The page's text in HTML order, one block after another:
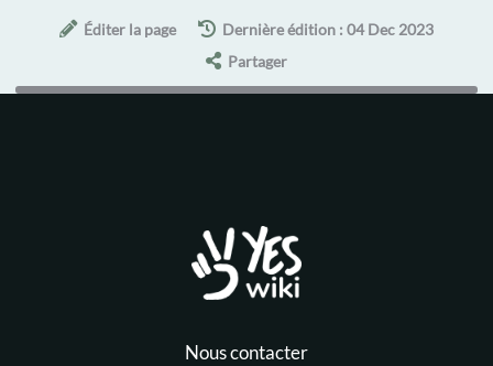
Éditer la page
Dernière édition : 04 Dec 2023
Partager
Nous contacter